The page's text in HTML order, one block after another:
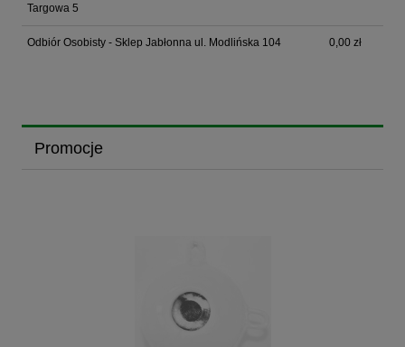
Targowa 5
Odbiór Osobisty - Sklep Jabłonna ul. Modlińska 104 0,00 zł
Promocje